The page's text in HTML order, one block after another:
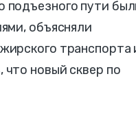
подъезного пути
объясняли
транспорта
новый сквер по